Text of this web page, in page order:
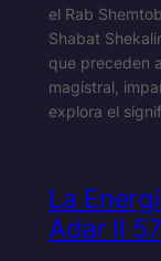
el Rab
Shabat
que preceden
magistral,
explora el
La
Adar II